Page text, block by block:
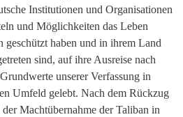
Institutionen und Organisationen
und Möglichkeiten das Leben
geschützt haben und in ihrem Land
sind, auf ihre Ausreise nach
unserer Verfassung in
Umfeld gelebt. Nach dem Rückzug
Machtübernahme der Taliban in